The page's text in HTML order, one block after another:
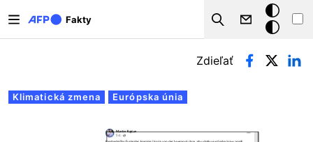
Fakty
Search
Tmavý
režim
Primárne karty
Klimatická zmena Európska únia
Zdieľať